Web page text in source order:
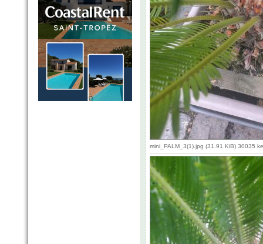
mini_PALM_3(1).jpg (31.91 KiB) 30035